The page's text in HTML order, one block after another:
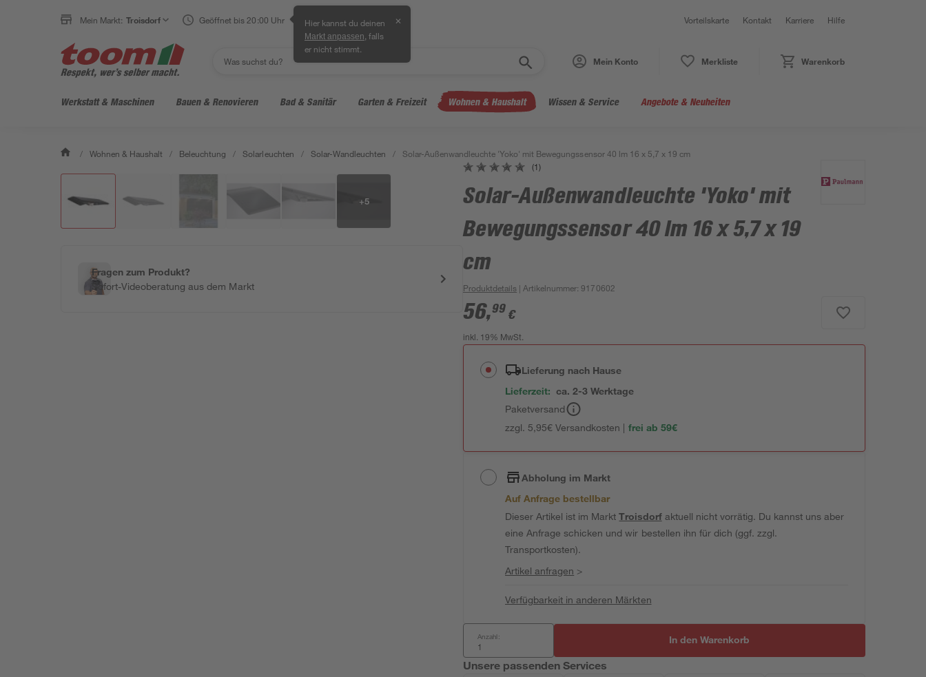
Mein Markt: Troisdorf Geöffnet bis 20:00 Uhr Hier kannst du deinen
Markt anpassen , falls
er nicht stimmt.
✕ Vorteilskarte Kontakt Karriere Hilfe
Mein Konto Merkliste Warenkorb
Werkstatt & Maschinen Bauen & Renovieren Bad & Sanitär Garten & Freizeit Wohnen & Haushalt Wissen & Service Angebote & Neuheiten
/ Wohnen & Haushalt / Beleuchtung / Solarleuchten / Solar-Wandleuchten / Solar-Außenwandleuchte 'Yoko' mit Bewegungssensor 40 lm 16 x 5,7 x 19 cm
+5
Fragen zum Produkt?
Sofort-Videoberatung aus dem Markt
(1)
Solar-Außenwandleuchte 'Yoko' mit
Bewegungssensor 40 lm 16 x 5,7 x 19
cm
Produktdetails | Artikelnummer:9170602
56,99 €
inkl. 19% MwSt.
Lieferung nach Hause
Lieferzeit: ca. 2-3 Werktage
Paketversand
zzgl. 5,95€ Versandkosten | frei ab 59€
Abholung im Markt
Auf Anfrage bestellbar
Dieser Artikel ist im MarktTroisdorfaktuell nicht vorrätig. Du kannst uns aber
eine Anfrage schicken und wir bestellen ihn für dich (ggf. zzgl.
Transportkosten).
Artikel anfragen >
Verfügbarkeit in anderen Märkten
Anzahl: In den Warenkorb
Unsere passenden Services